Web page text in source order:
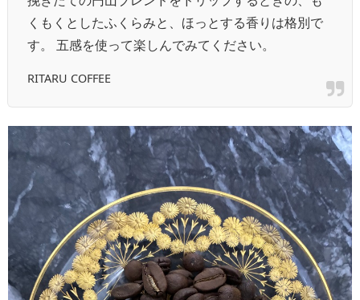
くもくとしたふくらみと、ほっとする香りは格別で
す。 五感を使って楽しんでみてください。
RITARU COFFEE